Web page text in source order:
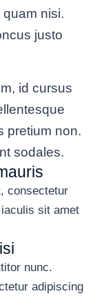
nisi.
justo
id cursus
pretium non.
sodales.
consectetur
sit amet
nunc.
adipiscing